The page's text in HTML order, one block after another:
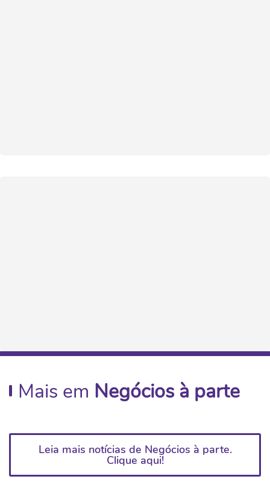
Mais em Negócios à parte
Leia mais notícias de Negócios à parte.
Clique aqui!